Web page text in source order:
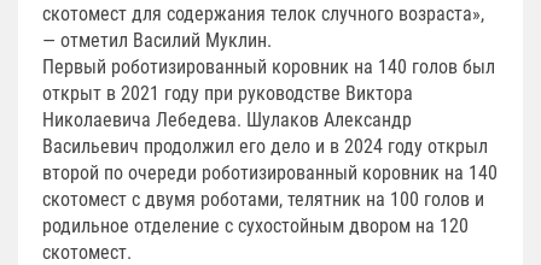
скотомест для содержания телок случного возраста»,
— отметил Василий Муклин.
Первый роботизированный коровник на 140 голов был
открыт в 2021 году при руководстве Виктора
Николаевича Лебедева. Шулаков Александр
Васильевич продолжил его дело и в 2024 году открыл
второй по очереди роботизированный коровник на 140
скотомест с двумя роботами, телятник на 100 голов и
родильное отделение с сухостойным двором на 120
скотомест.